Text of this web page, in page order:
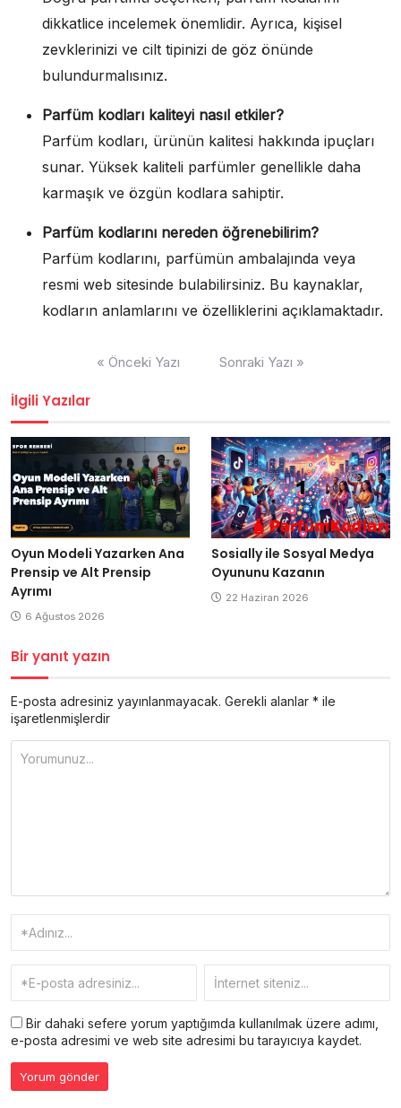
dikkatlice incelemek önemlidir. Ayrıca, kişisel
zevklerinizi ve cilt tipinizi de göz önünde
bulundurmalısınız.
Parfüm kodları kaliteyi nasıl etkiler?
Parfüm kodları, ürünün kalitesi hakkında ipuçları
sunar. Yüksek kaliteli parfümler genellikle daha
karmaşık ve özgün kodlara sahiptir.
Parfüm kodlarını nereden öğrenebilirim?
Parfüm kodlarını, parfümün ambalajında veya
resmi web sitesinde bulabilirsiniz. Bu kaynaklar,
kodların anlamlarını ve özelliklerini açıklamaktadır.
« Önceki Yazı Sonraki Yazı »
İlgili Yazılar
Oyun Modeli Yazarken Ana
Prensip ve Alt Prensip
Ayrımı
6 Ağustos 2026
Sosially ile Sosyal Medya
Oyununu Kazanın
22 Haziran 2026
Bir yanıt yazın
E-posta adresiniz yayınlanmayacak. Gerekli alanlar * ile
işaretlenmişlerdir
Bir dahaki sefere yorum yaptığımda kullanılmak üzere adımı,
e-posta adresimi ve web site adresimi bu tarayıcıya kaydet.